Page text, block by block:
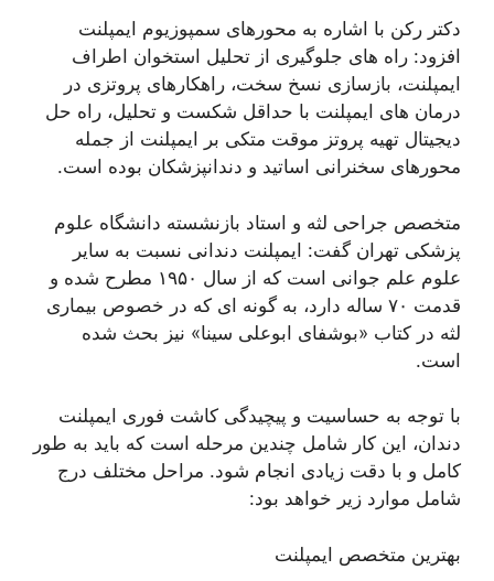
دکتر رکن با اشاره به محورهای سمپوزیوم ایمپلنت
افزود: راه های جلوگیری از تحلیل استخوان اطراف
ایمپلنت، بازسازی نسخ سخت، راهکارهای پروتزی در
درمان های ایمپلنت با حداقل شکست و تحلیل، راه حل
دیجیتال تهیه پروتز موقت متکی بر ایمپلنت از جمله
محورهای سخنرانی اساتید و دندانپزشکان بوده است.
متخصص جراحی لثه و استاد بازنشسته دانشگاه علوم
پزشکی تهران گفت: ایمپلنت دندانی نسبت به سایر
علوم علم جوانی است که از سال ۱۹۵۰ مطرح شده و
قدمت ۷۰ ساله دارد، به گونه ای که در خصوص بیماری
لثه در کتاب «بوشفای ابوعلی سینا» نیز بحث شده
است.
با توجه به حساسیت و پیچیدگی کاشت فوری ایمپلنت
دندان، این کار شامل چندین مرحله است که باید به طور
کامل و با دقت زیادی انجام شود. مراحل مختلف درج
شامل موارد زیر خواهد بود:
بهترین متخصص ایمپلنت